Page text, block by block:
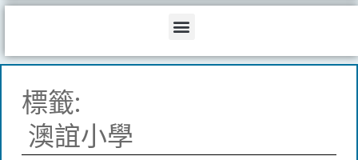
Menu
標籤:
澳誼小學